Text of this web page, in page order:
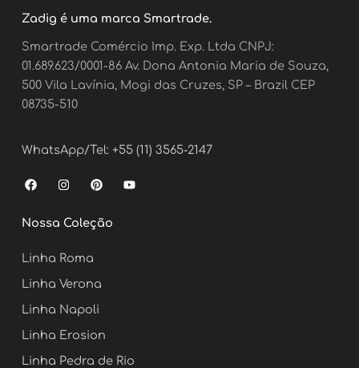
Zadig é uma marca Smartrade.
Smartrade Comércio Imp. Exp. Ltda CNPJ:
01.689.623/0001-86 Av. Dona Antonia Maria de Souza,
500 Vila Lavínia, Mogi das Cruzes, SP – Brazil CEP
08735-510
WhatsApp/Tel: +55 (11) 3565-2147
F
a
e
b
o
k
I
n
t
a
r
a
m
P
i
t
e
Y
o
Nossa Coleção
Linha Roma
Linha Verona
Linha Napoli
Linha Erosion
Linha Pedra de Rio